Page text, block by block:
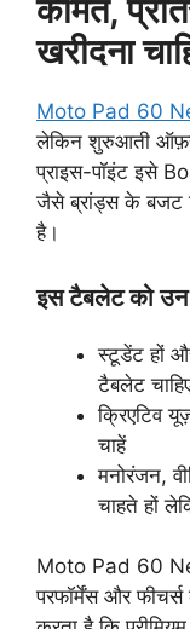
कीमत,
खरीदना
Moto Pad 60
लेकिन शुरुआती
प्राइस-पॉइंट इसे
जैसे ब्रांड्स के बजट
है।
इस टैबलेट को उन
स्टूडेंट हों
टैबलेट
क्रिएटिव
चाहें
मनोरंजन,
चाहते हों
Moto Pad 60
परफॉर्मेंस और